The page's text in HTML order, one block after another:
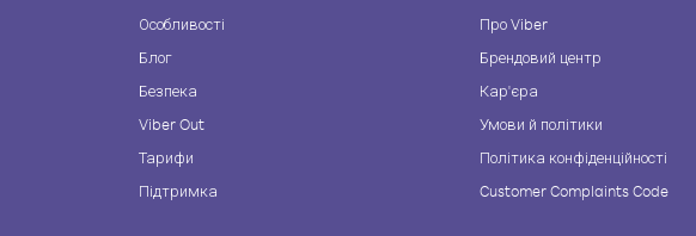
Особливості
Блог
Безпека
Viber Out
Тарифи
Підтримка
Про Viber
Брендовий центр
Кар'єра
Умови й політики
Політика конфіденційності
Customer Complaints Code